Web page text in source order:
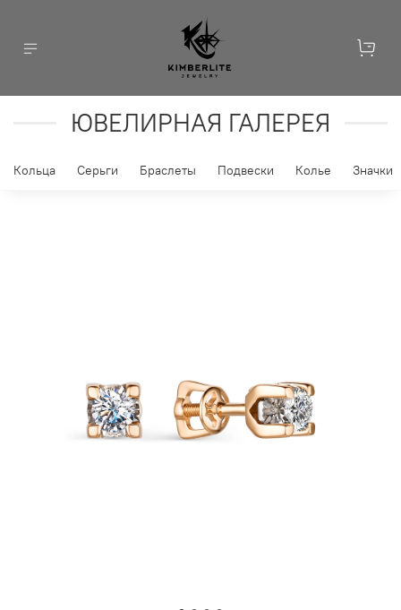
ЮВЕЛИРНАЯ ГАЛЕРЕЯ
Кольца Серьги Браслеты Подвески Колье Значки